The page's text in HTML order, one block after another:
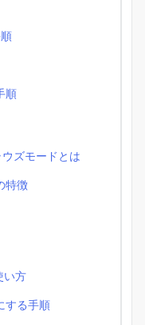
順
ズモードとは
特徴
い方
する手順